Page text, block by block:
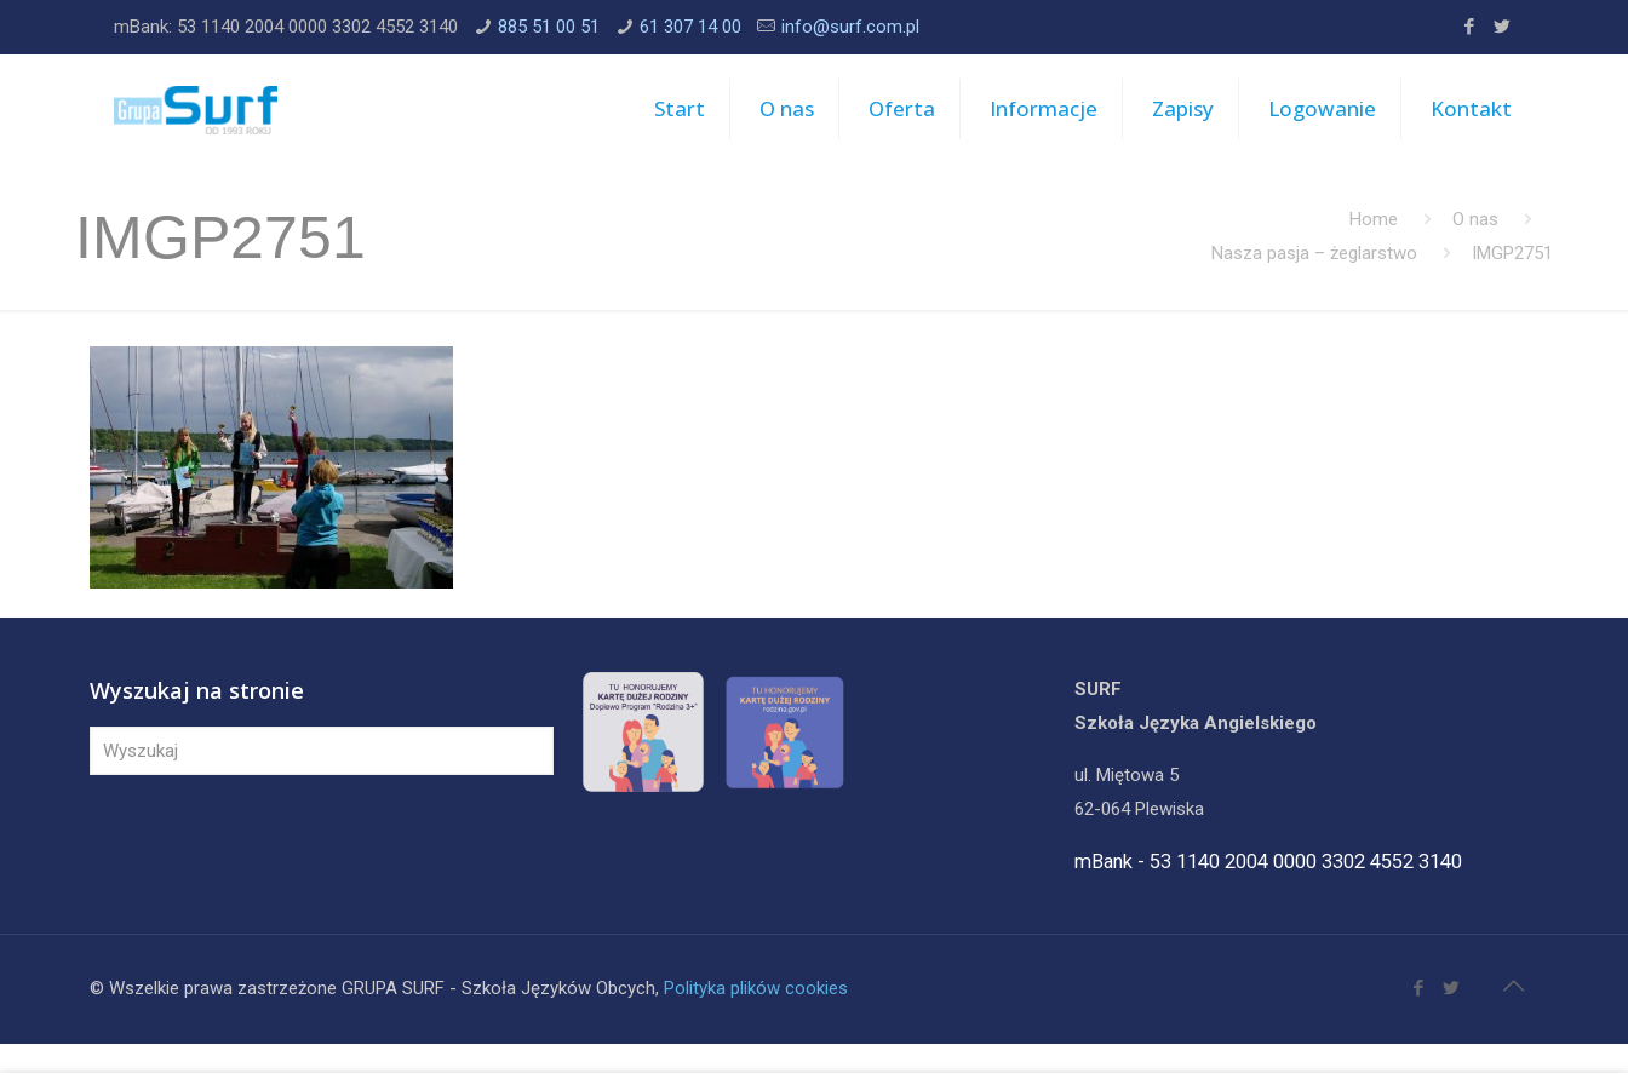
mBank: 53 1140 2004 0000 3302 4552 3140 885 51 00 51 61 307 14 00 info@surf.com.pl
Start O nas Oferta Informacje Zapisy Logowanie Kontakt
IMGP2751 Home
O nas
Nasza pasja – żeglarstwo
IMGP2751
Wyszukaj na stronie
SURF
Szkoła Języka Angielskiego
ul. Miętowa 5
62-064 Plewiska
mBank - 53 1140 2004 0000 3302 4552 3140
© Wszelkie prawa zastrzeżone GRUPA SURF - Szkoła Języków Obcych, Polityka plików cookies